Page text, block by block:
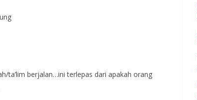
ta’lim berjalan…ini terlepas dari apakah orang